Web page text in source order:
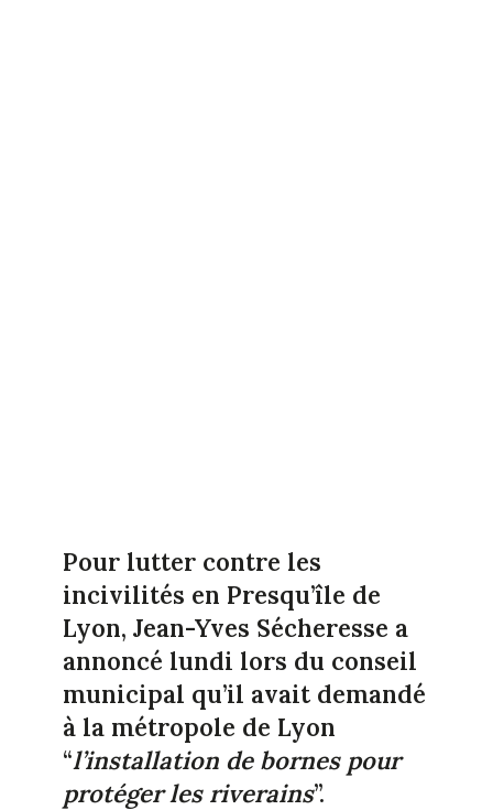
Pour lutter contre les
incivilités en Presqu’île de
Lyon, Jean-Yves Sécheresse a
annoncé lundi lors du conseil
municipal qu’il avait demandé
à la métropole de Lyon
“l’installation de bornes pour
protéger les riverains”.